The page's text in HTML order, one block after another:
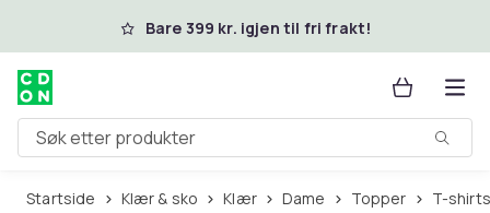
Hopp til hovedinnholdBare 399 kr. igjen til fri frakt!
Søk etter produkter
Startside Klær & sko Klær Dame Topper T-shirts